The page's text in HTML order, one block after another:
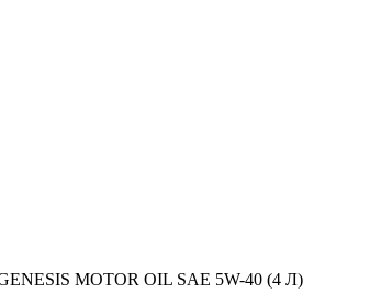
MOTOR OIL SAE 5W-40 (4 Л)